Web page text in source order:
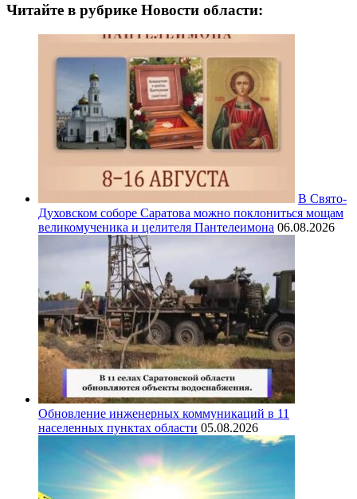
Читайте в рубрике Новости области:
В Свято-
Духовском соборе Саратова можно поклониться мощам
великомученика и целителя Пантелеимона 06.08.2026
Обновление инженерных коммуникаций в 11
населенных пунктах области 05.08.2026